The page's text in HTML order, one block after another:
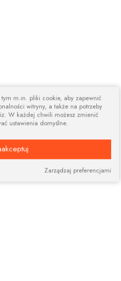
m.in. pliki cookie, aby zapewnić
witryny, a także na potrzeby
W każdej chwili możesz zmienić
ustawienia domyślne.
Zarządzaj preferencjami